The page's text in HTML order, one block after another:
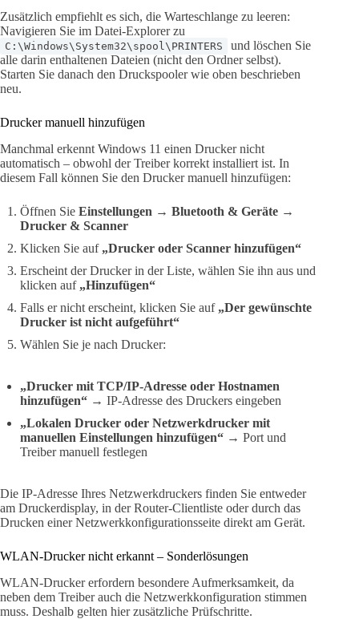
Zusätzlich empfiehlt es sich, die Warteschlange zu leeren:
Navigieren Sie im Datei-Explorer zu
C:\Windows\System32\spool\PRINTERS
und löschen Sie
alle darin enthaltenen Dateien (nicht den Ordner selbst).
Starten Sie danach den Druckspooler wie oben beschrieben
neu.
Drucker manuell hinzufügen
Manchmal erkennt Windows 11 einen Drucker nicht
automatisch – obwohl der Treiber korrekt installiert ist. In
diesem Fall können Sie den Drucker manuell hinzufügen:
Öffnen Sie Einstellungen → Bluetooth & Geräte →
Drucker & Scanner
Klicken Sie auf „Drucker oder Scanner hinzufügen“
Erscheint der Drucker in der Liste, wählen Sie ihn aus und
klicken auf „Hinzufügen“
Falls er nicht erscheint, klicken Sie auf „Der gewünschte
Drucker ist nicht aufgeführt“
Wählen Sie je nach Drucker:
„Drucker mit TCP/IP-Adresse oder Hostnamen
hinzufügen“ → IP-Adresse des Druckers eingeben
„Lokalen Drucker oder Netzwerkdrucker mit
manuellen Einstellungen hinzufügen“ → Port und
Treiber manuell festlegen
Die IP-Adresse Ihres Netzwerkdruckers finden Sie entweder
am Druckerdisplay, in der Router-Clientliste oder durch das
Drucken einer Netzwerkkonfigurationsseite direkt am Gerät.
WLAN-Drucker nicht erkannt – Sonderlösungen
WLAN-Drucker erfordern besondere Aufmerksamkeit, da
neben dem Treiber auch die Netzwerkkonfiguration stimmen
muss. Deshalb gelten hier zusätzliche Prüfschritte.